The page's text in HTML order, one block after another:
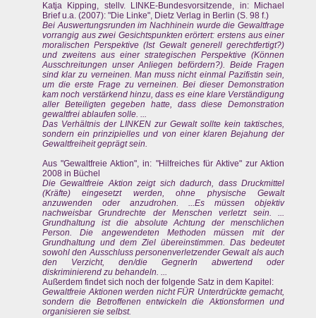
Katja Kipping, stellv. LINKE-Bundesvorsitzende, in: Michael
Brief u.a. (2007): "Die Linke", Dietz Verlag in Berlin (S. 98 f.)
Bei Auswertungsrunden im Nachhinein wurde die Gewaltfrage
vorrangig aus zwei Gesichtspunkten erörtert: erstens aus einer
moralischen Perspektive (Ist Gewalt generell gerechtfertigt?)
und zweitens aus einer strategischen Perspektive (Können
Ausschreitungen unser Anliegen befördern?). Beide Fragen
sind klar zu verneinen. Man muss nicht einmal Pazifistin sein,
um die erste Frage zu verneinen. Bei dieser Demonstration
kam noch verstärkend hinzu, dass es eine klare Verständigung
aller Beteiligten gegeben hatte, dass diese Demonstration
gewaltfrei ablaufen solle. ...
Das Verhältnis der LINKEN zur Gewalt sollte kein taktisches,
sondern ein prinzipielles und von einer klaren Bejahung der
Gewaltfreiheit geprägt sein.
Aus "Gewaltfreie Aktion", in: "Hilfreiches für Aktive" zur Aktion
2008 in Büchel
Die Gewaltfreie Aktion zeigt sich dadurch, dass Druckmittel
(Kräfte) eingesetzt werden, ohne physische Gewalt
anzuwenden oder anzudrohen. ...Es müssen objektiv
nachweisbar Grundrechte der Menschen verletzt sein. ...
Grundhaltung ist die absolute Achtung der menschlichen
Person. Die angewendeten Methoden müssen mit der
Grundhaltung und dem Ziel übereinstimmen. Das bedeutet
sowohl den Ausschluss personenverletzender Gewalt als auch
den Verzicht, den/die GegnerIn abwertend oder
diskriminierend zu behandeln. ...
Außerdem findet sich noch der folgende Satz in dem Kapitel:
Gewaltfreie Aktionen werden nicht FÜR Unterdrückte gemacht,
sondern die Betroffenen entwickeln die Aktionsformen und
organisieren sie selbst.